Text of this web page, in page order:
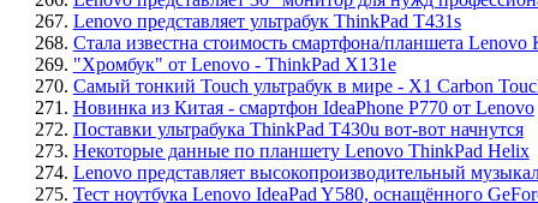
267. Lenovo представляет ультрабук ThinkPad T431s
268. Стала известна стоимость смартфона/планшета Lenovo
269. "Хромбук" от Lenovo - ThinkPad X131e
270. Самый тонкий Touch ультрабук в мире - X1 Carbon
271. Новинка из Китая - смартфон IdeaPhone P770 от Lenovo
272. Поставки ультрабука ThinkPad T430u вот-вот начнутся
273. Некоторые данные по планшету Lenovo ThinkPad Helix
274. Lenovo представляет высокопроизводительный
275. Тест ноутбука Lenovo IdeaPad Y580, оснащённого